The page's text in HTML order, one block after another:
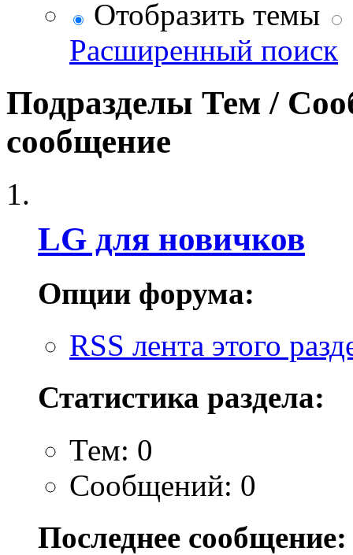
Отобразить темы
Расширенный поиск
Подразделы Тем /
сообщение
LG для новичков
Опции форума:
RSS лента этого
Статистика раздела:
Тем: 0
Сообщений: 0
Последнее сообщение: